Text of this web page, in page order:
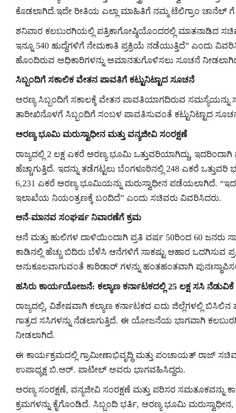
ಕೊಡಲಾಗಿದೆ.ಇದೇ ರೀತಿಯ ಎಲ್ಲಾ ಮಾಹಿತಿಗೆ ನಮ್ಮ ಟೆಲಿಗ್ರಾಂ
ಶನಿವಾರ ಕಲಬುರಗಿಯಲ್ಲಿ ಪತ್ರಿಕಾಗೋಷ್ಠಿಯೊಂದರಲ್ಲಿ ಮಾತನಾಡಿದ
ಇನ್ನೂ 540 ಹುದ್ದೆಗಳಿಗೆ ನೇಮಕಾತಿ ಪ್ರಕ್ರಿಯೆ ನಡೆಯುತ್ತಿದೆ” ಎಂದು
ಹೊಂದಿರುವ ಅಧಿಕಾರಿಗಳನ್ನು ಅಮಾನತುಗೊಳಿಸಲು ಸೂಚನೆ
ಸಿಬ್ಬಂದಿಗೆ ಸಕಾಲಿಕ ವೇತನ ಪಾವತಿಗೆ ಕಟ್ಟುನಿಟ್ಟಾದ ಸೂಚನೆ
ಅರಣ್ಯ ಸಿಬ್ಬಂದಿಗೆ ಸಕಾಲಕ್ಕೆ ವೇತನ ಪಾವತಿಯಾಗದಿರುವ ಸಮಸ್ಯೆಯನ್ನು
ತಾರೀಖಿನೊಳಗೆ ಸಿಬ್ಬಂದಿಗೆ ಸಂಬಳ ಪಾವತಿಸುವಂತೆ ಕಟ್ಟುನಿಟ್ಟಾದ
ಅರಣ್ಯ ಭೂಮಿ ಮರುಸ್ವಾಧೀನ ಮತ್ತು ವನ್ಯಜೀವಿ ಸಂರಕ್ಷಣೆ
ರಾಜ್ಯದಲ್ಲಿ 2 ಲಕ್ಷ ಎಕರೆ ಅರಣ್ಯ ಭೂಮಿ ಒತ್ತುವರಿಯಾಗಿದ್ದು,
ಹೆಚ್ಚಾಗುತ್ತಿದೆ. ಇದನ್ನು ತಡೆಗಟ್ಟಲು ಬೆಂಗಳೂರಿನಲ್ಲಿ 248 ಎಕರೆ
6,231 ಎಕರೆ ಅರಣ್ಯ ಭೂಮಿಯನ್ನು ಮರುಸ್ವಾಧೀನ ಪಡೆಯಲಾಗಿದೆ.
ಇಲಾಖೆಯ ನಿಯಂತ್ರಣಕ್ಕೆ ಬಂದಿದೆ” ಎಂದು ಸಚಿವರು ವಿವರಿಸಿದರು.
ಆನೆ-ಮಾನವ ಸಂಘರ್ಷ ನಿವಾರಣೆಗೆ ಕ್ರಮ
ಆನೆ ಮತ್ತು ಹುಲಿಗಳ ದಾಳಿಯಿಂದಾಗಿ ಪ್ರತಿ ವರ್ಷ 50ರಿಂದ 60 ಜನರು
ಕಾಡಿನಲ್ಲಿ ಹೆಚ್ಚು ಬಿದಿರು ಬೆಳೆಸಿ ಆನೆಗಳಿಗೆ ಸಾಕಷ್ಟು ಆಹಾರ ಒದಗಿಸುವ
ಅನುಕೂಲವಾಗುವಂತೆ ಕಾರಿಡಾರ್ ಗಳನ್ನು ಹಂತಹಂತವಾಗಿ
ಹಸಿರು ಕಾರ್ಯಯೋಜನೆ: ಕಲ್ಯಾಣ ಕರ್ನಾಟಕದಲ್ಲಿ 25 ಲಕ್ಷ ಸಸಿ ನೆಡುವಿಕೆ
ರಾಜ್ಯದಲ್ಲಿ, ವಿಶೇಷವಾಗಿ ಕಲ್ಯಾಣ ಕರ್ನಾಟಕದ ಐದು ಜಿಲ್ಲೆಗಳಲ್ಲಿ
ಗಾತ್ರದ ಸಸಿಗಳನ್ನು ನೆಡಲಾಗುತ್ತಿದೆ. ಈ ಯೋಜನೆಯ ಭಾಗವಾಗಿ
ನೀಡಲಾಗಿದೆ.
ಈ ಕಾರ್ಯಕ್ರಮದಲ್ಲಿ ಗ್ರಾಮೀಣಾಭಿವೃದ್ಧಿ ಮತ್ತು ಪಂಚಾಯತ್ ರಾಜ್
ಉಪಾಧ್ಯಕ್ಷ ಬಿ.ಆರ್. ಪಾಟೀಲ್ ಅವರು ಭಾಗವಹಿಸಿದ್ದರು.
ಅರಣ್ಯ ಸಂರಕ್ಷಣೆ, ವನ್ಯಜೀವಿ ಸಂರಕ್ಷಣೆ ಮತ್ತು ಪರಿಸರ ಸಮತೂಕವನ್ನು
ಕ್ರಮಗಳನ್ನು ಕೈಗೊಂಡಿದೆ. ಸಿಬ್ಬಂದಿ ಭರ್ತಿ, ಅರಣ್ಯ ಭೂಮಿ